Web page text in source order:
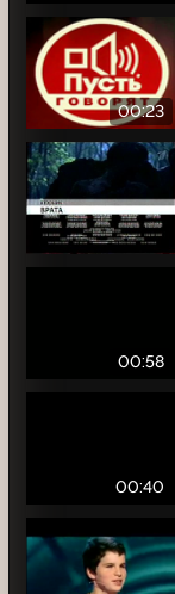
00:23
00:58
00:40